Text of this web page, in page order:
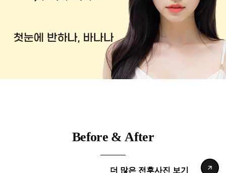
Before & After
더 많은 전후사진 보기